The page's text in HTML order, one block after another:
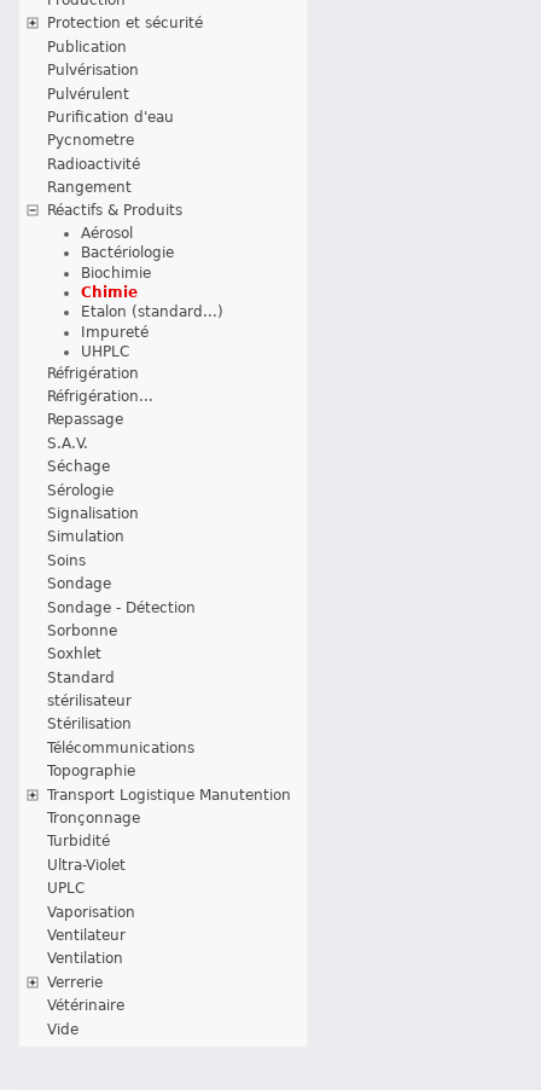
Protection et sécurité
Publication
Pulvérisation
Pulvérulent
Purification d'eau
Pycnometre
Radioactivité
Rangement
Réactifs & Produits
Aérosol
Bactériologie
Biochimie
Chimie
Etalon (standard...)
Impureté
UHPLC
Réfrigération
Réfrigération...
Repassage
S.A.V.
Séchage
Sérologie
Signalisation
Simulation
Soins
Sondage
Sondage - Détection
Sorbonne
Soxhlet
Standard
stérilisateur
Stérilisation
Télécommunications
Topographie
Transport Logistique Manutention
Tronçonnage
Turbidité
Ultra-Violet
UPLC
Vaporisation
Ventilateur
Ventilation
Verrerie
Vétérinaire
Vide